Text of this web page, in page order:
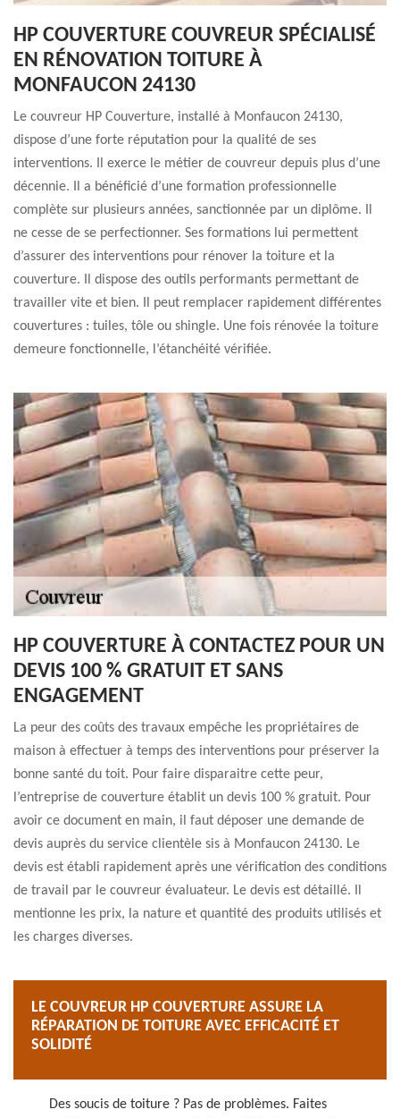
HP COUVERTURE COUVREUR SPÉCIALISÉ
EN RÉNOVATION TOITURE À
MONFAUCON 24130
Le couvreur HP Couverture, installé à Monfaucon 24130,
dispose d’une forte réputation pour la qualité de ses
interventions. Il exerce le métier de couvreur depuis plus d’une
décennie. Il a bénéficié d’une formation professionnelle
complète sur plusieurs années, sanctionnée par un diplôme. Il
ne cesse de se perfectionner. Ses formations lui permettent
d’assurer des interventions pour rénover la toiture et la
couverture. Il dispose des outils performants permettant de
travailler vite et bien. Il peut remplacer rapidement différentes
couvertures : tuiles, tôle ou shingle. Une fois rénovée la toiture
demeure fonctionnelle, l’étanchéité vérifiée.
HP COUVERTURE À CONTACTEZ POUR UN
DEVIS 100 % GRATUIT ET SANS
ENGAGEMENT
La peur des coûts des travaux empêche les propriétaires de
maison à effectuer à temps des interventions pour préserver la
bonne santé du toit. Pour faire disparaitre cette peur,
l’entreprise de couverture établit un devis 100 % gratuit. Pour
avoir ce document en main, il faut déposer une demande de
devis auprès du service clientèle sis à Monfaucon 24130. Le
devis est établi rapidement après une vérification des conditions
de travail par le couvreur évaluateur. Le devis est détaillé. Il
mentionne les prix, la nature et quantité des produits utilisés et
les charges diverses.
LE COUVREUR HP COUVERTURE ASSURE LA
RÉPARATION DE TOITURE AVEC EFFICACITÉ ET
SOLIDITÉ
Des soucis de toiture ? Pas de problèmes. Faites